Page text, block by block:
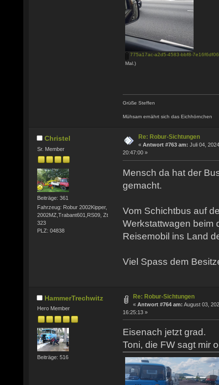
775a17ac-a2d5-4583-bbf8-
Mal.)
Grüße Steffen
Mühsam ernährt sich das Eichhörnchen
Christel
Sr. Member
Beiträge: 361
Fahrzeug: Robur 2002Kipper,
2002MZ,Trabant601,RS09, Zt
323
PLZ: 04838
Re: Robur-Sichtungen
« Antwort #763 am: Juli 04,
20:47:00 »
Mensch da hat der
gemacht.
Vom Schichtbus auf
Werkstattwagen beim
Reisemobil ins Land
Viel Spass dem
HammerTrechwitz
Hero Member
Beiträge: 516
Re: Robur-Sichtungen
« Antwort #764 am: August 03,
16:25:13 »
Eisenach jetzt grad.
Toni, die FW sagt mir